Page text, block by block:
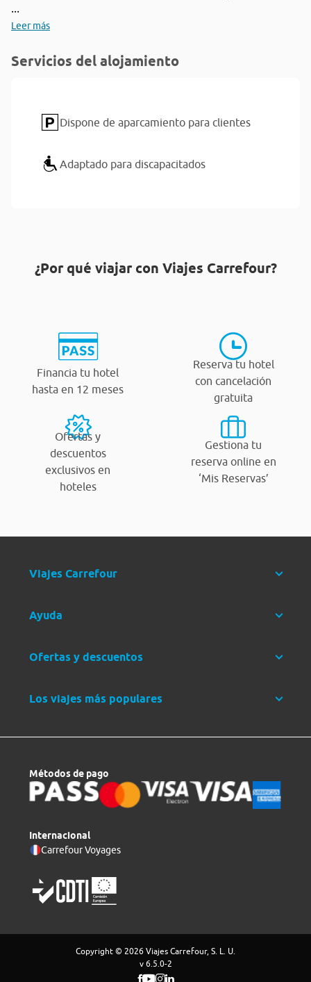
...
Leer más
Servicios del alojamiento
Dispone de aparcamiento para clientes
Adaptado para discapacitados
¿Por qué viajar con Viajes Carrefour?
Financia tu hotel
hasta en 12 meses
Reserva tu hotel
con cancelación
gratuita
Ofertas y
descuentos
exclusivos en
hoteles
Gestiona tu
reserva online en
‘Mis Reservas’
Viajes Carrefour
Ayuda
Ofertas y descuentos
Los viajes más populares
Métodos de pago
Internacional
Carrefour Voyages
Copyright © 2026 Viajes Carrefour, S. L. U.
v 6.5.0-2